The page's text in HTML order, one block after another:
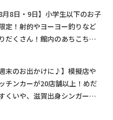
8月8日・9日】小学生以下のお子
定！射的やヨーヨー釣りなど
だくさん！館内のあちこちに
週末のお出かけに♪】模擬店や
チンカーが20店舗以上！めだ
くいや、滋賀出身シンガーソ